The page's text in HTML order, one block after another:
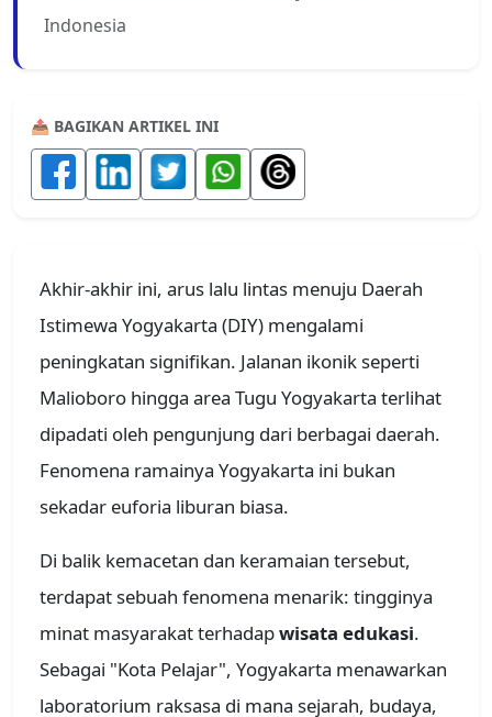
Indonesia
📤 BAGIKAN ARTIKEL INI
Akhir-akhir ini, arus lalu lintas menuju Daerah
Istimewa Yogyakarta (DIY) mengalami
peningkatan signifikan. Jalanan ikonik seperti
Malioboro hingga area Tugu Yogyakarta terlihat
dipadati oleh pengunjung dari berbagai daerah.
Fenomena ramainya Yogyakarta ini bukan
sekadar euforia liburan biasa.
Di balik kemacetan dan keramaian tersebut,
terdapat sebuah fenomena menarik: tingginya
minat masyarakat terhadapwisata edukasi.
Sebagai "Kota Pelajar", Yogyakarta menawarkan
laboratorium raksasa di mana sejarah, budaya,